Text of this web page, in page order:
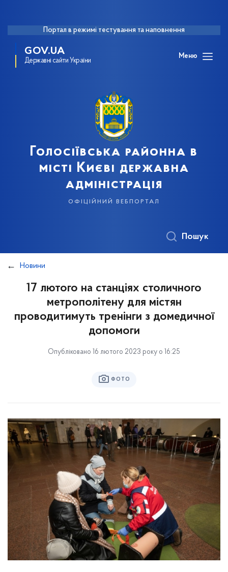
Портал в режимі тестування та наповнення
GOV.UA
Державні сайти України
Меню
Голосіївська районна в
місті Києві державна
адміністрація
офіційний вебпортал
Пошук
Новини
17 лютого на станціях столичного
метрополітену для містян
проводитимуть тренінги з домедичної
допомоги
Опубліковано 16 лютого 2023 року о 16:25
ФОТО